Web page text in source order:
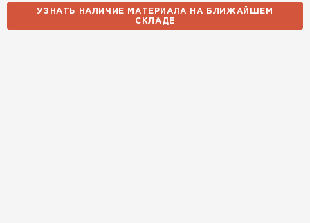
УЗНАТЬ НАЛИЧИЕ МАТЕРИАЛА НА БЛИЖАЙШЕМ
СКЛАДЕ